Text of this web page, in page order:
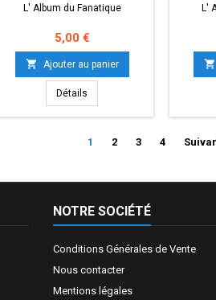
L' Album du Fanatique
Prix
5,00 €
 Ajouter au panier
Détails
L'

1 2 3 4
NOTRE SOCIÉTÉ
Conditions Générales de Vente
Nous contacter
Mentions légales